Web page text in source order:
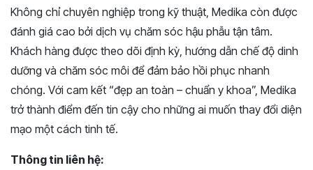
Không chỉ chuyên nghiệp trong kỹ thuật, Medika còn được
đánh giá cao bởi dịch vụ chăm sóc hậu phẫu tận tâm.
Khách hàng được theo dõi định kỳ, hướng dẫn chế độ dinh
dưỡng và chăm sóc môi để đảm bảo hồi phục nhanh
chóng. Với cam kết “đẹp an toàn – chuẩn y khoa”, Medika
trở thành điểm đến tin cậy cho những ai muốn thay đổi diện
mạo một cách tinh tế.
Thông tin liên hệ: